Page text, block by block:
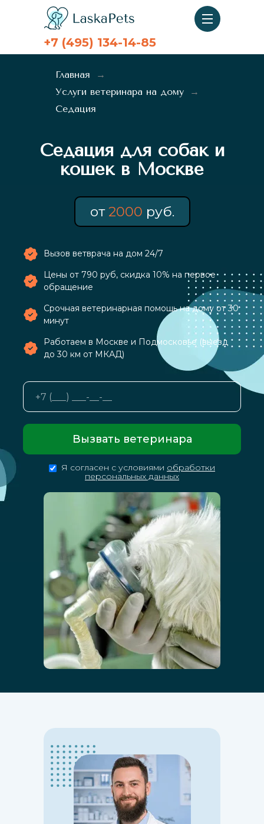
+7 (495) 134-14-85
Главная
Услуги ветеринара на дому
Седация
Седация для собак и
кошек в Москве
от2000 руб.
Вызов ветврача на дом 24/7
Цены от 790 руб, скидка 10% на первое
обращение
Срочная ветеринарная помощь на дому от 30
минут
Работаем в Москве и Подмосковье (выезд
до 30 км от МКАД)
Вызвать ветеринара
Я согласен с условиями обработки
персональных данных